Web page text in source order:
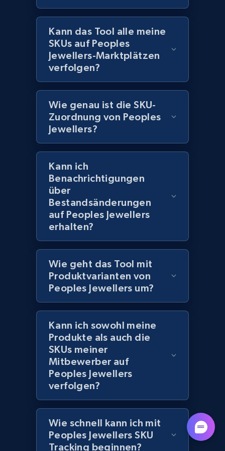
991+ Jetzt anfangen
Lowes.com - Gather data on products using
specified keywords
URL, Domain, Marketplace pn, Sku, Other pn,
Model number, Gtin ean pn, Product name, and
more.
991+ 162+ Jetzt anfangen
Lowes.com - Collect records by category
URL, Domain, Marketplace pn, Sku, Other pn,
Model number, Gtin ean pn, Product name, and
991+ 162+ Jetzt anfangen
Lazada - Products
URL, Title, Rating, Reviews, Initial price, Final
price, Currency, Stock, and more.
Lazada - Products - Discover products by
Kann das Tool alle meine
SKUs auf Peoples
Jewellers-Marktplätzen
verfolgen?
Wie genau ist die SKU-
Zuordnung von Peoples
Jewellers?
Kann ich
Benachrichtigungen
über
Bestandsänderungen
auf Peoples Jewellers
erhalten?
Wie geht das Tool mit
Produktvarianten von
Peoples Jewellers um?
Kann ich sowohl meine
Produkte als auch die
SKUs meiner
Mitbewerber auf
Peoples Jewellers
verfolgen?
Wie schnell kann ich mit
Peoples Jewellers SKU
Tracking beginnen?